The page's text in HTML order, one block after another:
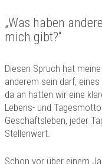
Technik
Kontakt
„Was haben
mich gibt?“
Diesen Spruch hat
anderem sein darf,
da an hatten wir eine
Lebens- und
Geschäftsleben, jeder
Stellenwert.
Schon vor über einem